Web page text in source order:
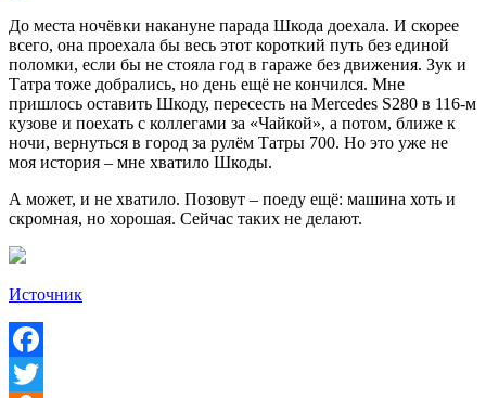
До места ночёвки накануне парада Шкода доехала. И скорее
всего, она проехала бы весь этот короткий путь без единой
поломки, если бы не стояла год в гараже без движения. Зук и
Татра тоже добрались, но день ещё не кончился. Мне
пришлось оставить Шкоду, пересесть на Mercedes S280 в 116-м
кузове и поехать с коллегами за «Чайкой», а потом, ближе к
ночи, вернуться в город за рулём Татры 700. Но это уже не
моя история – мне хватило Шкоды.
А может, и не хватило. Позовут – поеду ещё: машина хоть и
скромная, но хорошая. Сейчас таких не делают.
Источник
Facebook